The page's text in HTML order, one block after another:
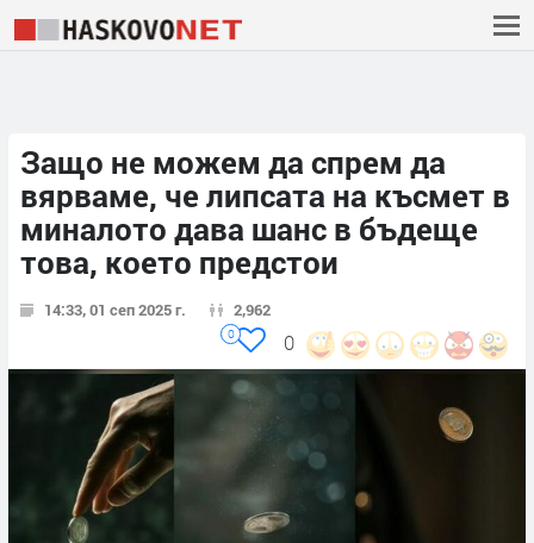
Защо не можем да спрем да
вярваме, че липсата на късмет в
миналото дава шанс в бъдеще
това, което предстои
14:33, 01 сеп 2025 г. 2,962
0
0